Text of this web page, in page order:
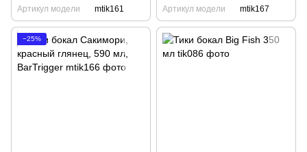
Артикул модели
mtik161
Артикул модели
mtik167
−25%